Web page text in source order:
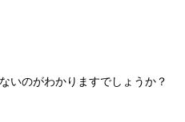
いのがわかりますでしょうか？